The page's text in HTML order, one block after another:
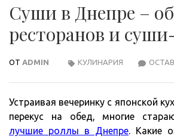
Суши в Днепре –
ресторанов и
ОТ ADMIN КУЛИНАРИЯ
Устраивая вечеринку с японской
перекус на обед, многие
лучшие роллы в Днепре. Какие